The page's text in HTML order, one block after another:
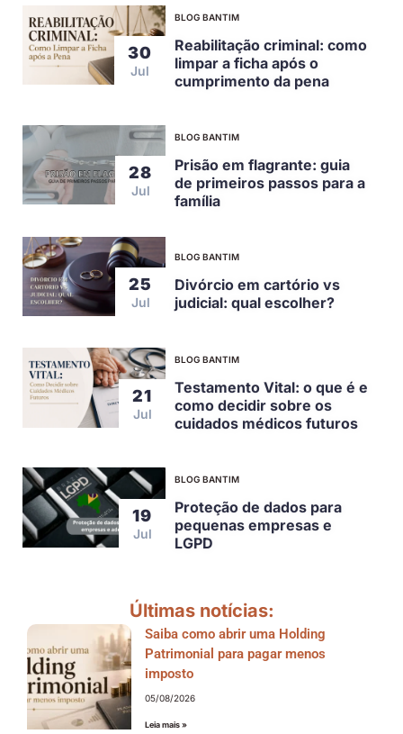
30
Jul
BLOG BANTIM
Reabilitação criminal: como
limpar a ficha após o
cumprimento da pena
28
Jul
BLOG BANTIM
Prisão em flagrante: guia
de primeiros passos para a
família
25
Jul
BLOG BANTIM
Divórcio em cartório vs
judicial: qual escolher?
21
Jul
BLOG BANTIM
Testamento Vital: o que é e
como decidir sobre os
cuidados médicos futuros
19
Jul
BLOG BANTIM
Proteção de dados para
pequenas empresas e
LGPD
Últimas notícias:
Saiba como abrir uma Holding
Patrimonial para pagar menos
imposto
05/08/2026
Leia mais »